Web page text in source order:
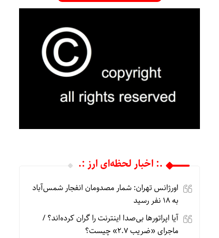
.: اخبار لحظه‌ای ارز :.
اورژانس تهران: شمار مصدومان انفجار شمس‌آباد
به ۱۸ نفر رسید
آیا اپراتورها بی‌صدا اینترنت را گران کرده‌اند؟ /
ماجرای «ضریب ۲.۷» چیست؟